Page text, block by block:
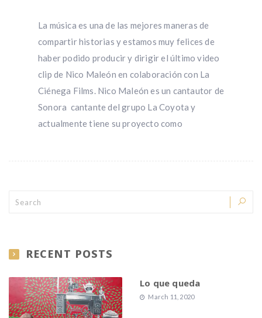
La música es una de las mejores maneras de
compartir historias y estamos muy felices de
haber podido producir y dirigir el último video
clip de Nico Maleón en colaboración con La
Ciénega Films. Nico Maleón es un cantautor de
Sonora cantante del grupo La Coyota y
actualmente tiene su proyecto como
RECENT POSTS
Lo que queda
March 11, 2020